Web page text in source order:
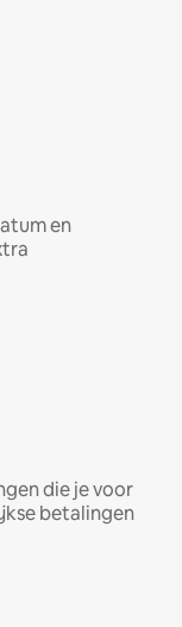
en
die je voor
betalingen